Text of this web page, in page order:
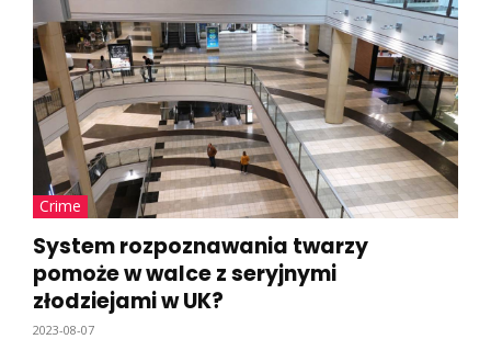
Crime
System rozpoznawania twarzy
pomoże w walce z seryjnymi
złodziejami w UK?
2023-08-07